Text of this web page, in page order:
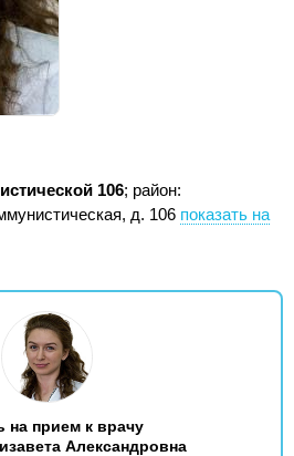
106; район:
д. 106 показать на
на прием к врачу
Александровна